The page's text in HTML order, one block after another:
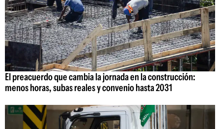
El preacuerdo que cambia la jornada en la construcción:
menos horas, subas reales y convenio hasta 2031